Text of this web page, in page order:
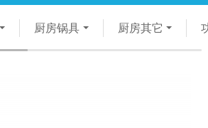
厨房锅具 厨房其它